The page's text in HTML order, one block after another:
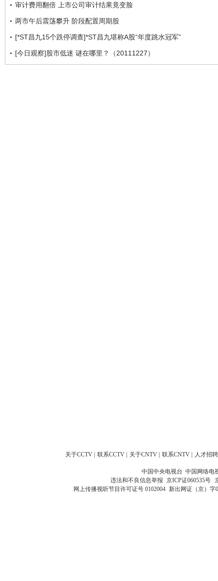
审计费用翻倍 上市公司审计结果竟变脸
两市午后震荡攀升 阶段配置周期股
[*ST昌九15个跌停调查]*ST昌九堪称A股“年度跳水冠军”
[今日观察]股市低迷 谜在哪里？（20111227）
关于CCTV 联系CCTV 关于CNTV 联系CNTV 人才招聘
中国中央电视台 中国网络电
违法和不良信息举报 京ICP证060535号
网上传播视听节目许可证号 0102004 新出网证（京）